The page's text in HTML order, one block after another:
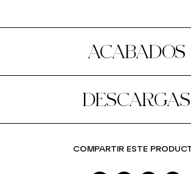
ACABADOS
DESCARGAS
COMPARTIR ESTE